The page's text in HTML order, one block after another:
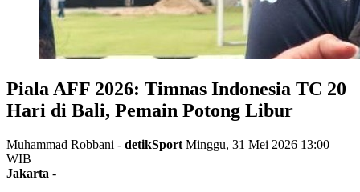
Piala AFF 2026: Timnas Indonesia TC 20
Hari di Bali, Pemain Potong Libur
Muhammad Robbani - detikSport Minggu, 31 Mei 2026 13:00
WIB
Jakarta -